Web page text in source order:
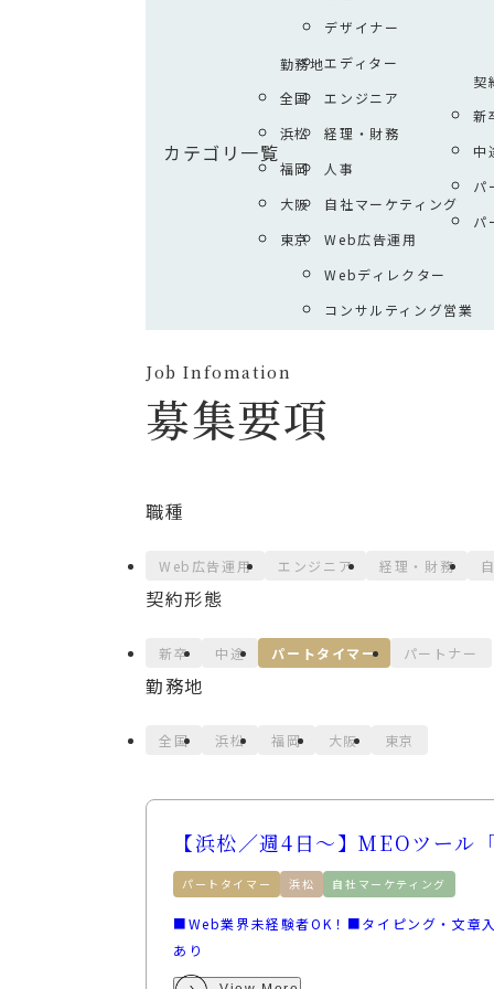
カテゴリ一覧
勤務地
全国
浜松
福岡
大阪
東京
デザイナー
エディター
エンジニア
経理・財務
人事
自社マーケティング
Web広告運用
Webディレクター
コンサルティング営業
契
新
中
パ
パ
Job Infomation
募集要項
職種
Web広告運用 エンジニア 経理・財務
契約形態
新卒 中途 パートタイマー パートナー
勤務地
全国 浜松 福岡 大阪 東京
【浜松／週4日〜】MEOツール
パートタイマー 浜松 自社マーケティング
■Web業界未経験者OK！■タイピング・文章
あり